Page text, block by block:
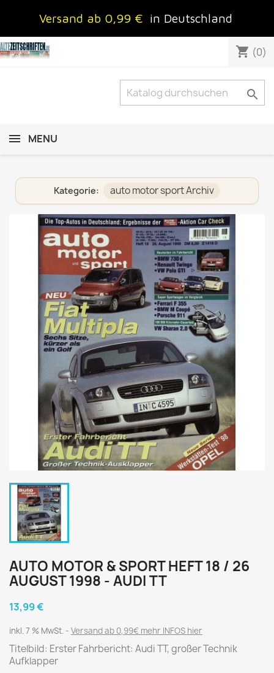
Versand ab 0,99 € in Deutschland
shopping_cart (0)

MENU
Kategorie: auto motor sport Archiv
AUTO MOTOR & SPORT HEFT 18 / 26
AUGUST 1998 - AUDI TT
13,99 €
inkl. 7 % MwSt. Versand ab 0,99€ mehr INFOS hier
Titelbild: Erster Fahrbericht: Audi TT, großer Technik
Aufklapper